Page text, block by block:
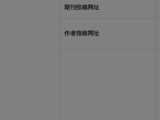
期刊投稿网址
作者指南网址